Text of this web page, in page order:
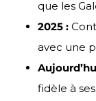
que les
2025 :
avec une
fidèle à